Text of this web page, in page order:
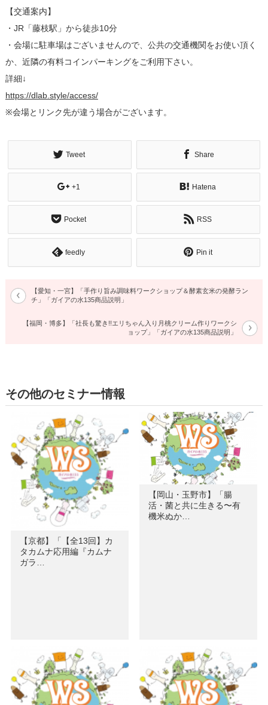
【交通案内】
・JR「藤枝駅」から徒歩10分
・会場に駐車場はございませんので、公共の交通機関をお使い頂く
か、近隣の有料コインパーキングをご利用下さい。
詳細↓
https://dlab.style/access/
※会場とリンク先が違う場合がございます。
Tweet Share
+1 Hatena
Pocket RSS
feedly Pin it
【愛知・一宮】「手作り旨み調味料ワークショップ＆酵素玄米の発酵ラン
チ」「ガイアの水135商品説明」
【福岡・博多】「社長も驚き!!エリちゃん入り月桃クリーム作りワークシ
ョップ」「ガイアの水135商品説明」
その他のセミナー情報
【京都】「【全13回】カ
タカムナ応用編『カムナ
ガラ…
【岡山・玉野市】「腸
活・菌と共に生きる〜有
機米ぬか…